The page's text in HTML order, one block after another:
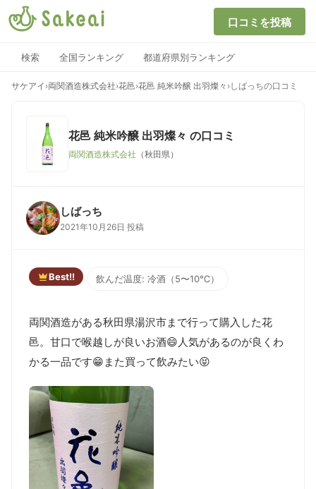
口コミを投稿
検索 全国ランキング 都道府県別ランキング
サケアイ ›両関酒造株式会社›花邑›花邑 純米吟醸 出羽燦々 ›しばっちの口コミ
花邑 純米吟醸 出羽燦々 の口コミ
両関酒造株式会社 （秋田県）
しばっち
2021年10月26日 投稿
Best!! 飲んだ温度: 冷酒（5〜10℃）
両関酒造がある秋田県湯沢市まで行って購入した花
邑。甘口で喉越しが良いお酒😄人気があるのが良くわ
かる一品です😁また買って飲みたい😝